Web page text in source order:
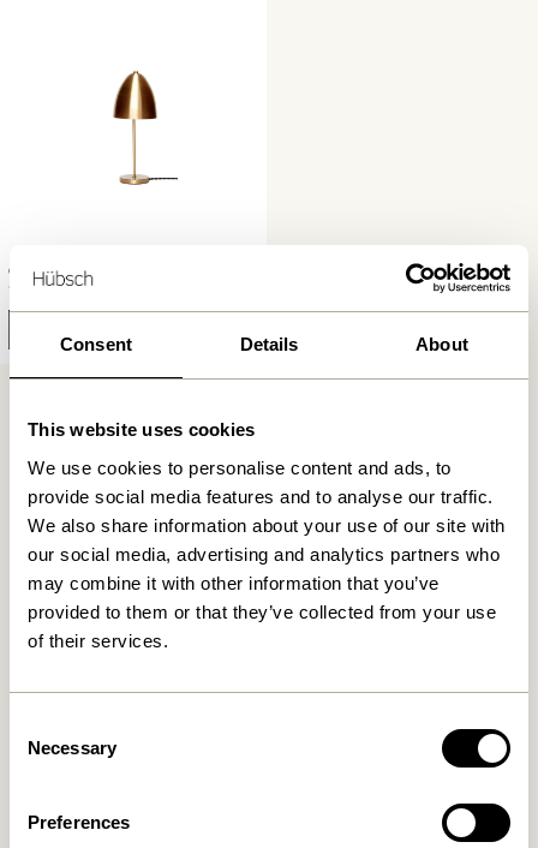
Consent Details About
This website uses cookies
We use cookies to personalise content and ads, to
provide social media features and to analyse our traffic.
We also share information about your use of our site with
our social media, advertising and analytics partners who
may combine it with other information that you’ve
provided to them or that they’ve collected from your use
of their services.
Selection
Necessary
Preferences
Cap Lampe de table Laiton
1.249,00kr.
Livraison gratuite à partir de499 DKK*
Livraison 1-4 jours ouvrables